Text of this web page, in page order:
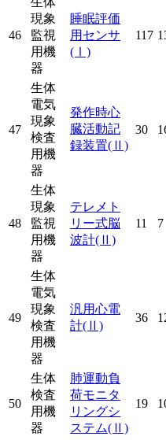
46
現象
監視
用機
器
睡眠評価
用センサ
(Ⅰ)
117
47
生体
電気
現象
検査
用機
器
発作時心
臓活動記
録装置(Ⅱ)
30
48
生体
現象
監視
用機
器
テレメト
リー式脳
波計(Ⅱ)
11 7
49
生体
電気
現象
検査
用機
器
汎用心電
計(Ⅱ)
36
50
生体
検査
用機
器
肺運動負
荷モニタ
リングシ
ステム(Ⅱ)
19